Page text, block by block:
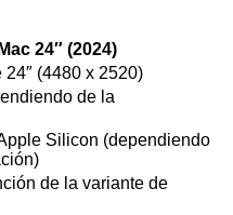
24″ (2024)
24″ (4480 x 2520)
de la
Silicon (dependiendo
de la variante de